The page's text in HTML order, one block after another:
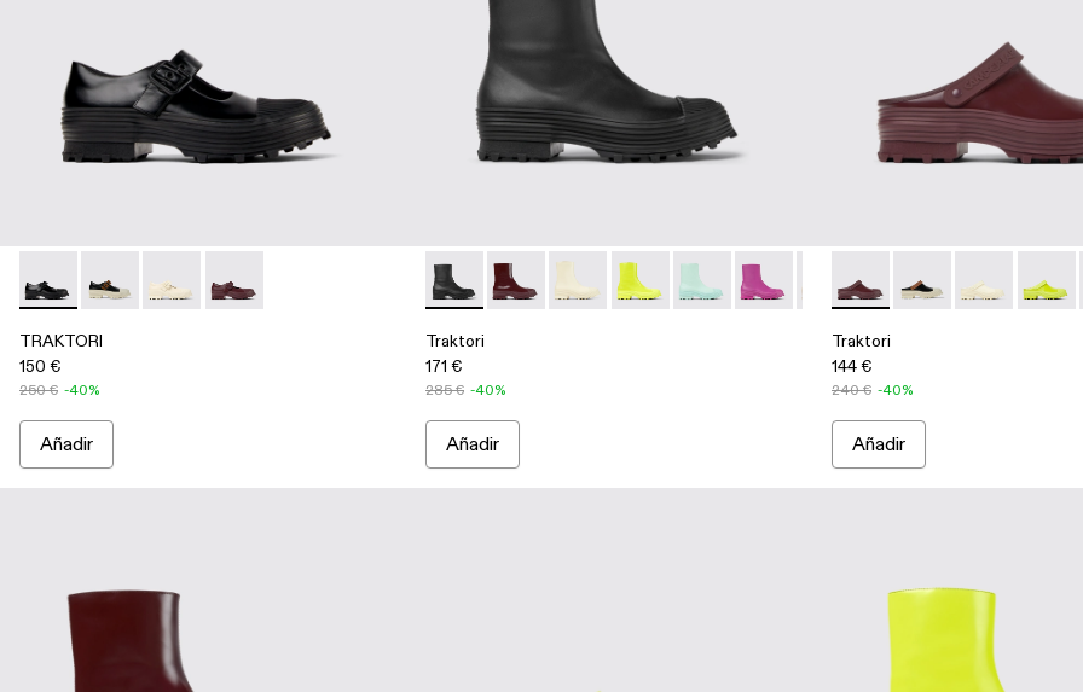
TRAKTORI - A500022-001 - Zuecos estilo merceditas de piel negros
TRAKTORI - A500022-008
TRAKTORI - A500022-005 - Zuecos merceditas de piel blancos
TRAKTORI - A500022-002 - Zuecos burdeos de piel estilo Mary Jane
TRAKTORI
150 €
250 € -40%
Añadir
Traktori - A700004-001 - Botas negras de piel
Traktori - A700004-010 - Botas burdeos de piel
Traktori - A700004-009 - Sneaker alta de piel blanca con
Traktori - A700004-007 - Bota de piel verde con
Traktori - A700004-006 - Botas de piel verde
Traktori - A700004-005 - Botas de piel
Traktori - A700004-004 - Botas
Traktori - A700004-003
Traktori -
Traktori
171 €
285 € -40%
Añadir
Traktori - A500006-011 -
Traktori - A500006-
Traktori -
Traktori
144 €
240 € -40%
Añadir